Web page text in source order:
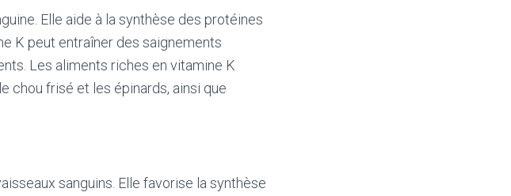
Elle aide à la synthèse des protéines
K peut entraîner des saignements
Les aliments riches en vitamine K
chou frisé et les épinards, ainsi que
sanguins. Elle favorise la synthèse